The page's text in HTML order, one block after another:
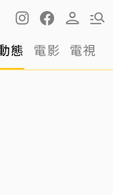
態 電影 電視